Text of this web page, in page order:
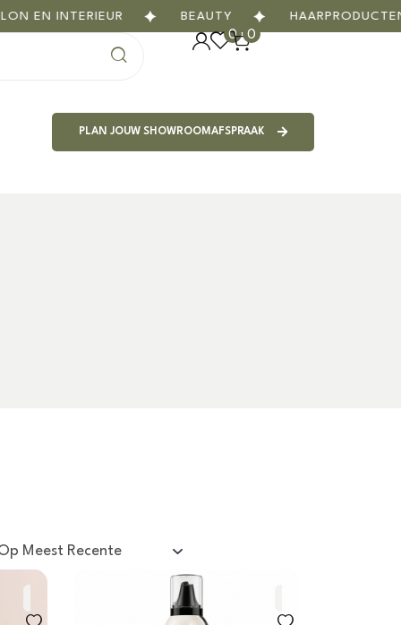
EN INTERIEUR BEAUTY HAARPRODUCTEN
0 0
PLAN JOUW SHOWROOMAFSPRAAK